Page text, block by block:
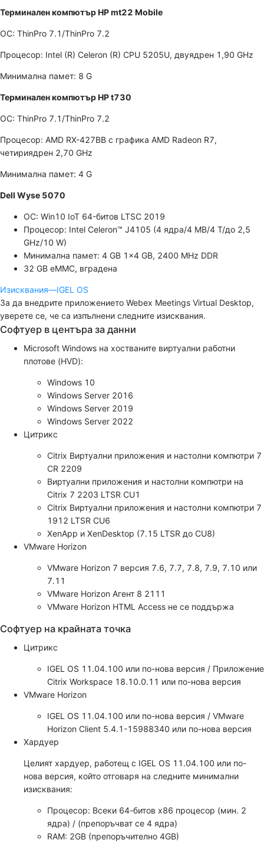
Терминален компютър HP mt22 Mobile
ОС: ThinPro 7.1/ThinPro 7.2
Процесор: Intel (R) Celeron (R) CPU 5205U, двуядрен 1,90 GHz
Минимална памет: 8 G
Терминален компютър HP t730
ОС: ThinPro 7.1/ThinPro 7.2
Процесор: AMD RX-427BB с графика AMD Radeon R7,
четириядрен 2,70 GHz
Минимална памет: 4 G
Dell Wyse 5070
ОС: Win10 IoT 64-битов LTSC 2019
Процесор: Intel Celeron™ J4105 (4 ядра/4 MB/4 T/до 2,5
GHz/10 W)
Минимална памет: 4 GB 1x4 GB, 2400 MHz DDR
32 GB eMMC, вградена
Изисквания—IGEL OS
За да внедрите приложението Webex Meetings Virtual Desktop,
уверете се, че са изпълнени следните изисквания.
Софтуер в центъра за данни
Microsoft Windows на хостваните виртуални работни
плотове (HVD):
Windows 10
Windows Server 2016
Windows Server 2019
Windows Server 2022
Цитрикс
Citrix Виртуални приложения и настолни компютри 7
CR 2209
Виртуални приложения и настолни компютри на
Citrix 7 2203 LTSR CU1
Citrix Виртуални приложения и настолни компютри 7
1912 LTSR CU6
XenApp и XenDesktop (7.15 LTSR до CU8)
VMware Horizon
VMware Horizon 7 версия 7.6, 7.7, 7.8, 7.9, 7.10 или
7.11
VMware Horizon Агент 8 2111
VMware Horizon HTML Access не се поддържа
Софтуер на крайната точка
Цитрикс
IGEL OS 11.04.100 или по-нова версия / Приложение
Citrix Workspace 18.10.0.11 или по-нова версия
VMware Horizon
IGEL OS 11.04.100 или по-нова версия / VMware
Horizon Client 5.4.1-15988340 или по-нова версия
Хардуер
Целият хардуер, работещ с IGEL OS 11.04.100 или по-
нова версия, който отговаря на следните минимални
изисквания:
Процесор: Всеки 64-битов x86 процесор (мин. 2
ядра) / (препоръчват се 4 ядра)
RAM: 2GB (препоръчително 4GB)